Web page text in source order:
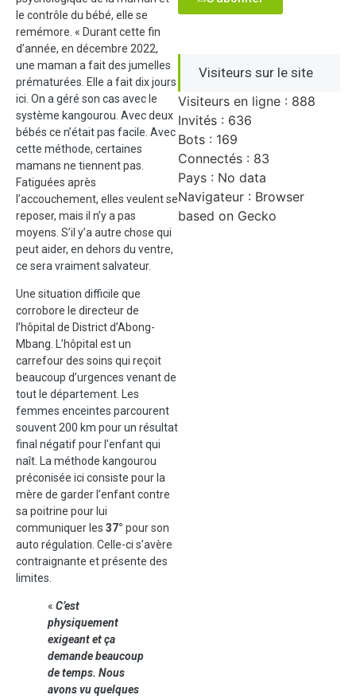
le contrôle du bébé, elle se
remémore. « Durant cette fin
d’année, en décembre 2022,
une maman a fait des jumelles
prématurées. Elle a fait dix jours
ici. On a géré son cas avec le
système kangourou. Avec deux
bébés ce n’était pas facile. Avec
cette méthode, certaines
mamans ne tiennent pas.
Fatiguées après
l’accouchement, elles veulent se
reposer, mais il n’y a pas
moyens. S’il y’a autre chose qui
peut aider, en dehors du ventre,
ce sera vraiment salvateur.
Une situation difficile que
corrobore le directeur de
l’hôpital de District d’Abong-
Mbang. L’hôpital est un
carrefour des soins qui reçoit
beaucoup d’urgences venant de
tout le département. Les
femmes enceintes parcourent
souvent 200 km pour un résultat
final négatif pour l’enfant qui
naît. La méthode kangourou
préconisée ici consiste pour la
mère de garder l’enfant contre
sa poitrine pour lui
communiquer les 37° pour son
auto régulation. Celle-ci s’avère
contraignante et présente des
limites.
« C’est
physiquement
exigeant et ça
demande beaucoup
de temps. Nous
avons vu quelques
Visiteurs sur le site
Visiteurs en ligne : 888
Invités : 636
Bots : 169
Connectés : 83
Pays : No data
Navigateur : Browser
based on Gecko